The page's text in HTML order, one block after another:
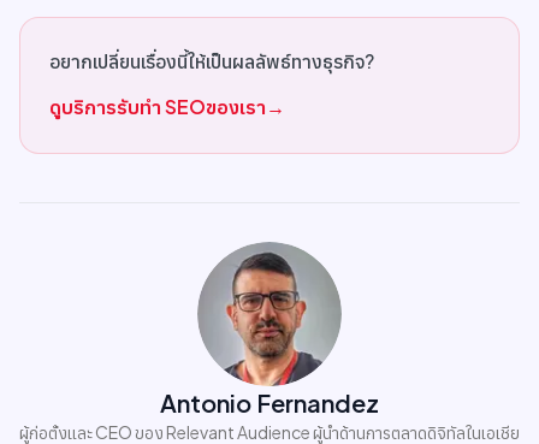
อยากเปลี่ยนเรื่องนี้ให้เป็นผลลัพธ์ทางธุรกิจ?
ดูบริการรับทำ SEOของเรา→
Antonio Fernandez
ผู้ก่อตั้งและ CEO ของ Relevant Audience ผู้นำด้านการตลาดดิจิทัลในเอเชีย